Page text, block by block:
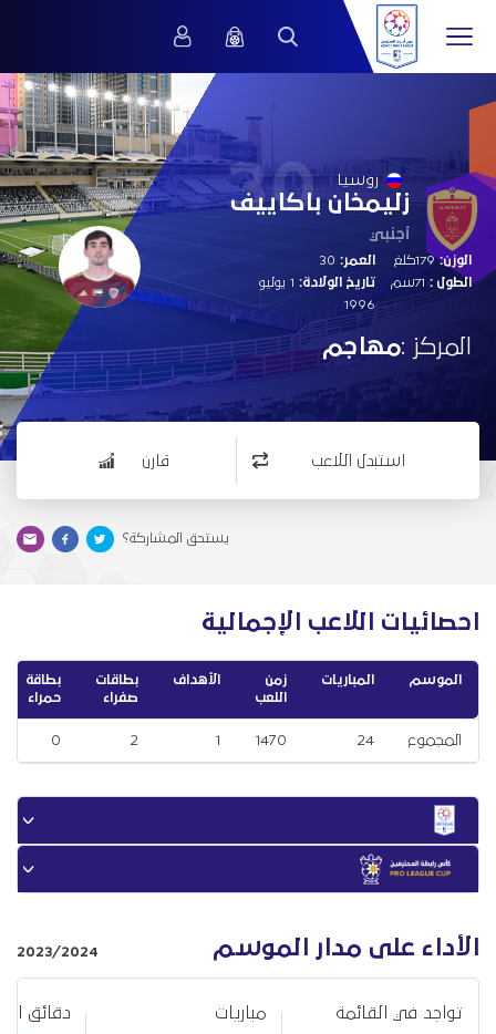
30 روسيا
زليمخان باكاييف
أجنبي
الوزن:179كلغ
الطول :
العمر:
تاريخ الولادة:
1 يوليو
1996
المركز :مهاجم
استبدل اللاعب قارن
يستحق المشاركة؟
احصائيات اللاعب الإجمالية
الموسم المباريات
زمن
اللعب
الأهداف
بطاقات
صفراء
بطاقة
حمراء
المجموع 24
1470
1
2
0
الأداء على مدار الموسم 2023/2024
تواجد في القائمة مباريات دقائق